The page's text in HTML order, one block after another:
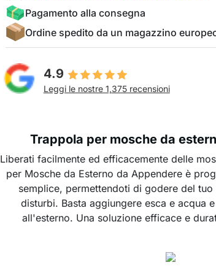
Pagamento alla consegna
Ordine spedito da un magazzino
4.9
Leggi le nostre 1,375 recensioni
Trappola per mosche da
Liberati facilmente ed efficacemente delle
per Mosche da Esterno da Appendere è
semplice, permettendoti di godere del
disturbi. Basta aggiungere esca e acqua
all'esterno. Una soluzione efficace e